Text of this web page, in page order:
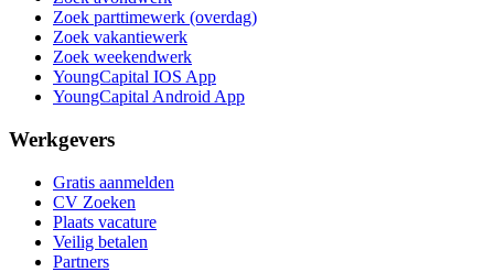
Zoek parttimewerk (overdag)
Zoek vakantiewerk
Zoek weekendwerk
YoungCapital IOS App
YoungCapital Android App
Werkgevers
Gratis aanmelden
CV Zoeken
Plaats vacature
Veilig betalen
Partners